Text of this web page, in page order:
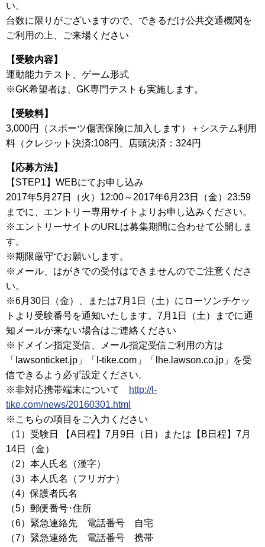
い。
台数に限りがございますので、できるだけ公共交通機関を
ご利用の上、ご来場ください
【受験内容】
運動能力テスト、ゲーム形式
※GK希望者は、GK専門テストも実施します。
【受験料】
3,000円（スポーツ傷害保険に加入します）＋システム利用
料（クレジット決済:108円、店頭決済：324円
【応募方法】
【STEP1】WEBにてお申し込み
2017年5月27日（火）12:00～2017年6月23日（金）23:59
までに、エントリー専用サイトよりお申し込みください。
※エントリーサイトのURLは募集期間に合わせて公開しま
す。
※期限厳守でお願いします。
※メール、はがきでの受付はできませんのでご注意くださ
い。
※6月30日（金）、または7月1日（土）にローソンチケッ
トより受験番号を通知いたします。7月1日（土）までに通
知メールが来ない場合はご連絡ください
※ドメイン指定受信、メール指定受信ご利用の方は
「lawsonticket.jp」「l-tike.com」「lhe.lawson.co.jp」を受
信できるよう必ず設定ください。
※非対応携帯端末について
http://l-
tike.com/news/20160301.html
※こちらの項目をご入力ください
（1）受験日 【A日程】7月9日（日）または【B日程】7月
14日（金）
（2）本人氏名（漢字）
（3）本人氏名（フリガナ）
（4）保護者氏名
（5）郵便番号･住所
（6）緊急連絡先 電話番号 自宅
（7）緊急連絡先 電話番号 携帯